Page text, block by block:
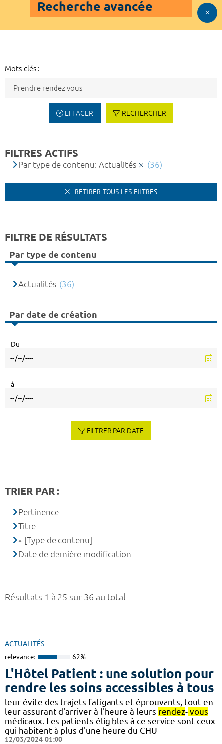
Recherche avancée
Mots-clés :
EFFACER RECHERCHER
Résultats 1 à 25 sur 36 au total
ACTUALITÉS
relevance: 62%
L'Hôtel Patient : une solution pour
rendre les soins accessibles à tous
leur évite des trajets fatigants et éprouvants, tout en
leur assurant d'arriver à l'heure à leurs rendez- vous
médicaux. Les patients éligibles à ce service sont ceux
qui habitent à plus d'une heure du CHU
12/03/2024 01:00
FILTRES ACTIFS
Par type de contenu: Actualités (36)
RETIRER TOUS LES FILTRES
FILTRE DE RÉSULTATS
Par type de contenu
Actualités (36)
Par date de création
Du
à
FILTRER PAR DATE
TRIER PAR :
Pertinence
Titre
[Type de contenu]
Date de dernière modification